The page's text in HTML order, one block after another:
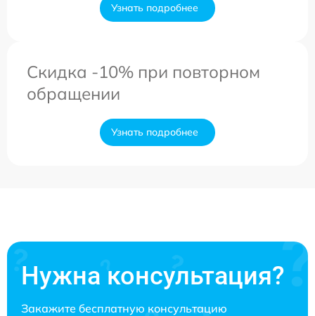
Узнать подробнее
Скидка -10% при повторном
обращении
Узнать подробнее
Нужна консультация?
Закажите бесплатную консультацию